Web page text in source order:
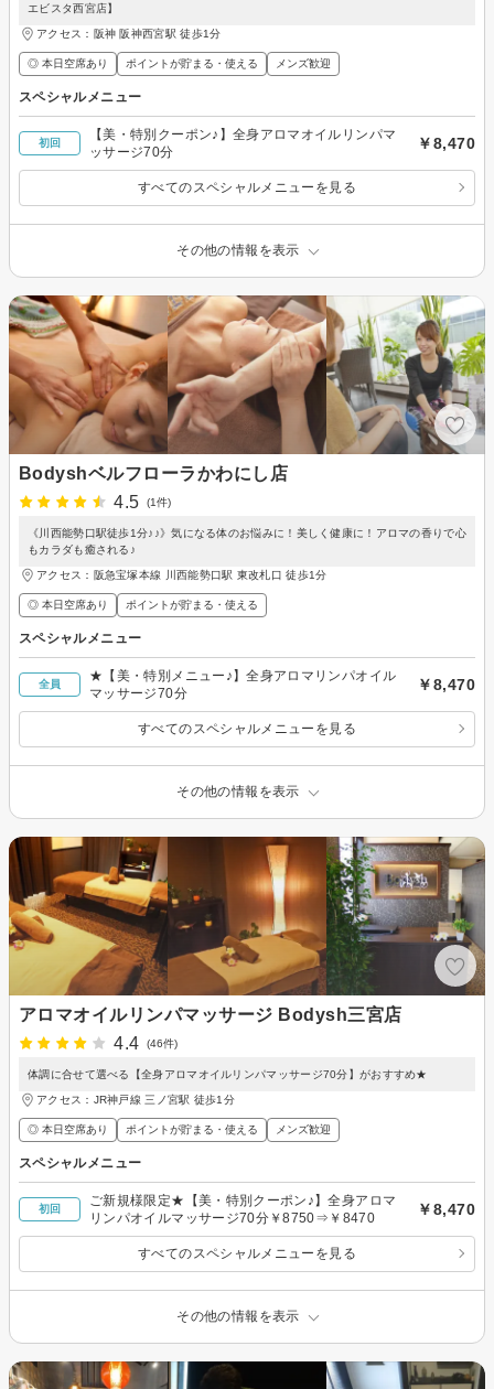
エビスタ西宮店】
アクセス：阪神 阪神西宮駅 徒歩1分
◎ 本日空席あり ポイントが貯まる・使える メンズ歓迎
スペシャルメニュー
初回
【美・特別クーポン♪】全身アロマオイルリンパマ
ッサージ70分
￥8,470
すべてのスペシャルメニューを見る
その他の情報を表示
Bodyshベルフローラかわにし店
4.5
(1件)
《川西能勢口駅徒歩1分♪♪》気になる体のお悩みに！美しく健康に！アロマの香りで心
もカラダも癒される♪
アクセス：阪急宝塚本線 川西能勢口駅 東改札口 徒歩1分
◎ 本日空席あり ポイントが貯まる・使える
スペシャルメニュー
全員
★【美・特別メニュー♪】全身アロマリンパオイル
マッサージ70分
￥8,470
すべてのスペシャルメニューを見る
その他の情報を表示
アロマオイルリンパマッサージ Bodysh三宮店
4.4
(46件)
体調に合せて選べる【全身アロマオイルリンパマッサージ70分】がおすすめ★
アクセス：JR神戸線 三ノ宮駅 徒歩1分
◎ 本日空席あり ポイントが貯まる・使える メンズ歓迎
スペシャルメニュー
初回
ご新規様限定★【美・特別クーポン♪】全身アロマ
リンパオイルマッサージ70分￥8750⇒￥8470
￥8,470
すべてのスペシャルメニューを見る
その他の情報を表示